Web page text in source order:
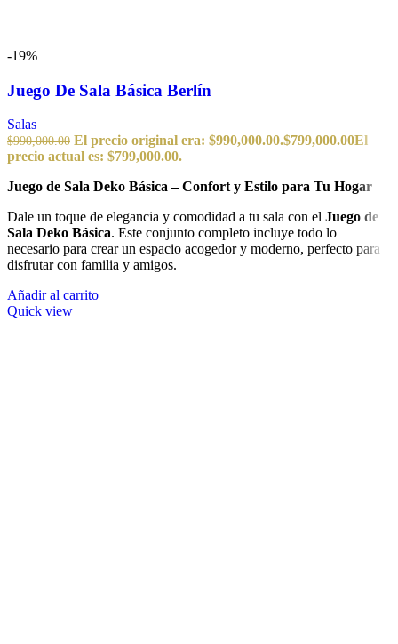
-19%
Juego De Sala Básica Berlín
Salas
$990,000.00 El precio original era: $990,000.00.$799,000.00El
precio actual es: $799,000.00.
Juego de Sala Deko Básica – Confort y Estilo para Tu Hogar
Dale un toque de elegancia y comodidad a tu sala con el Juego de
Sala Deko Básica. Este conjunto completo incluye todo lo
necesario para crear un espacio acogedor y moderno, perfecto para
disfrutar con familia y amigos.
Añadir al carrito
Quick view